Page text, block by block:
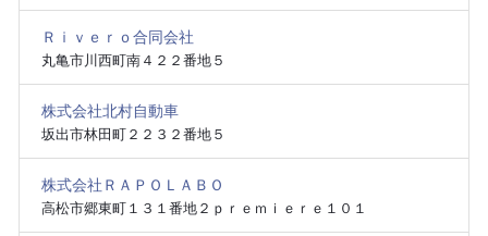
Ｒｉｖｅｒｏ合同会社
丸亀市川西町南４２２番地５
株式会社北村自動車
坂出市林田町２２３２番地５
株式会社ＲＡＰＯＬＡＢＯ
高松市郷東町１３１番地２ｐｒｅｍｉｅｒｅ１０１